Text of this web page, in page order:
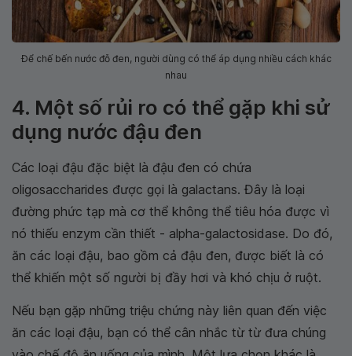
Để chế bến nước đỗ đen, người dùng có thể áp dụng nhiều cách khác
nhau
4. Một số rủi ro có thể gặp khi sử
dụng nước đậu đen
Các loại đậu đặc biệt là đậu đen có chứa
oligosaccharides được gọi là galactans. Đây là loại
đường phức tạp mà cơ thể không thể tiêu hóa được vì
nó thiếu enzym cần thiết - alpha-galactosidase. Do đó,
ăn các loại đậu, bao gồm cả đậu đen, được biết là có
thể khiến một số người bị đầy hơi và khó chịu ở ruột.
Nếu bạn gặp những triệu chứng này liên quan đến việc
ăn các loại đậu, bạn có thể cân nhắc từ từ đưa chúng